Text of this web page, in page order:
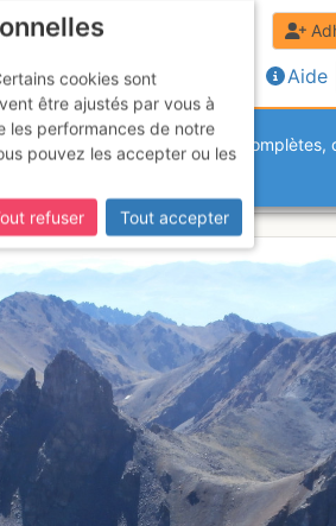
Aide
manquantes ou
cookies sont
être ajustés par vous à
les performances de notre
pouvez les accepter ou les
refuser
Tout accepter